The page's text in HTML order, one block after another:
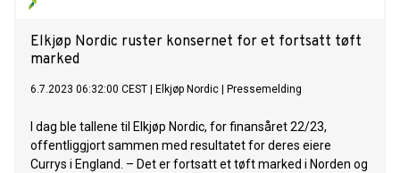
Elkjøp Nordic ruster konsernet for et fortsatt tøft
marked
6.7.2023 06:32:00 CEST Elkjøp Nordic Pressemelding
I dag ble tallene til Elkjøp Nordic, for finansåret 22/23,
offentliggjort sammen med resultatet for deres eiere
Currys i England. – Det er fortsatt et tøft marked i Norden og